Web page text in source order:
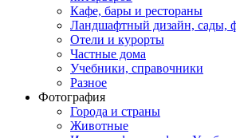
Кафе, бары и рестораны
Ландшафтный дизайн, сады,
Отели и курорты
Частные дома
Учебники, справочники
Разное
Фотография
Города и страны
Животные